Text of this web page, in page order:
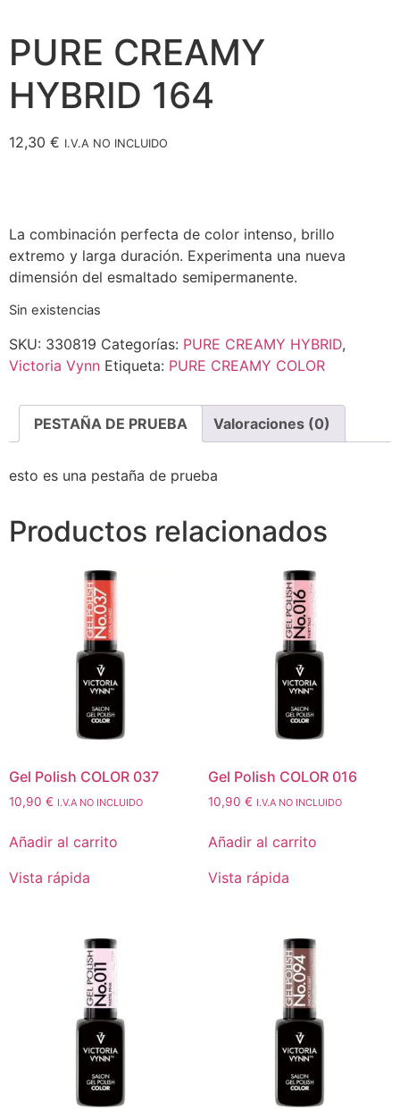
PURE CREAMY
HYBRID 164
12,30 € I.V.A NO INCLUIDO
La combinación perfecta de color intenso, brillo
extremo y larga duración. Experimenta una nueva
dimensión del esmaltado semipermanente.
Sin existencias
SKU: 330819 Categorías: PURE CREAMY HYBRID,
Victoria Vynn Etiqueta: PURE CREAMY COLOR
PESTAÑA DE PRUEBA Valoraciones (0)
esto es una pestaña de prueba
Productos relacionados
Gel Polish COLOR 037
10,90 € I.V.A NO INCLUIDO
Añadir al carrito
Vista rápida
Gel Polish COLOR 016
10,90 € I.V.A NO INCLUIDO
Añadir al carrito
Vista rápida